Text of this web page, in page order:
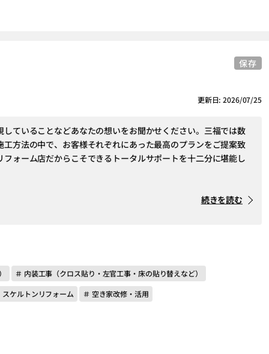
更新日: 2026/07/25
していることなどあなたの想いをお聞かせください。三福では数
工方法の中で、お客様それぞれにあった最高のプランをご提案致
フォーム店だからこそできるトータルサポートを十二分に堪能し
続きを読む
＃ 内装工事（クロス貼り・左官工事・床の貼り替えなど）
スケルトンリフォーム
＃ 空き家改修・活用
保存